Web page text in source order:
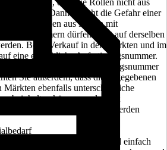
bedeuten, dass die Rollen nicht aus
kommen. Dann besteht die Gefahr einer
Tapetenbahnen aus Rollen mit
dürfen nicht auf derselben
Beim Verkauf in den Märkten und im
eine einheitliche Anfertigungsnummer.
unterschiedliche Anfertigungsnummer
Sie außerdem, dass die angegebenen
Märkten ebenfalls unterschiedliche
beinhalten können und somit
in einem Projekt verarbeitet werden
können Sie schnell und einfach